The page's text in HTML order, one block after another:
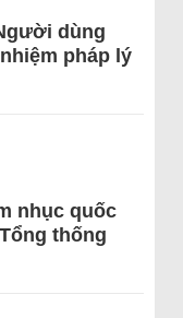
dùng
pháp lý
nhục quốc
thống